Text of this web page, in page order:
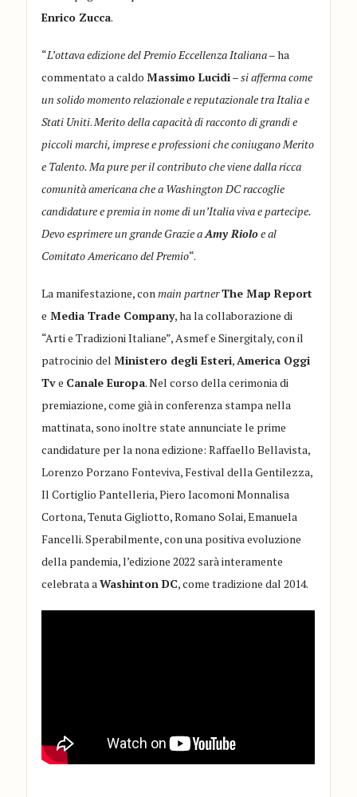
Enrico Zucca.
“L’ottava edizione del Premio Eccellenza Italiana– ha
commentato a caldoMassimo Lucidi–si afferma come
un solido momento relazionale e reputazionale tra Italia e
Stati Uniti.Merito della capacità di racconto di grandi e
piccoli marchi, imprese e professioni che coniugano Merito
e Talento. Ma pure per il contributo che viene dalla ricca
comunità americana che a Washington DC raccoglie
candidature e premia in nome di un’Italia viva e partecipe.
Devo esprimere un grande Grazie aAmy Rioloe al
Comitato Americano del Premio“.
La manifestazione, conmain partnerThe Map Report
e Media Trade Company, ha la collaborazione di
“Arti e Tradizioni Italiane”, Asmef e Sinergitaly, con il
patrocinio delMinistero degli Esteri,America Oggi
Tve Canale Europa. Nel corso della cerimonia di
premiazione, come già in conferenza stampa nella
mattinata, sono inoltre state annunciate le prime
candidature per la nona edizione: Raffaello Bellavista,
Lorenzo Porzano Fonteviva, Festival della Gentilezza,
Il Cortiglio Pantelleria, Piero Iacomoni Monnalisa
Cortona, Tenuta Gigliotto, Romano Solai, Emanuela
Fancelli. Sperabilmente, con una positiva evoluzione
della pandemia, l’edizione 2022 sarà interamente
celebrata aWashinton DC, come tradizione dal 2014.